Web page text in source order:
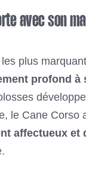
avec son
les plus
profond à
le Cane Corso
affectueux et